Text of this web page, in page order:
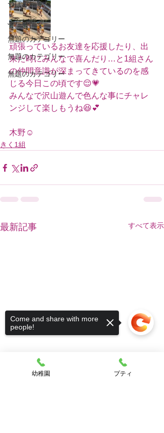
つぼみ組
ふたば組
無題のカテゴリー
無題のカテゴリー
無題のカテゴリー
頑張っているお友達を応援したり、出
来た時にみんなで喜んだり…と1組さん
の仲間意識が深まってきているのを感
じる今日この頃です😌💗
みんなで沢山遊んで色んな事にチャレ
ンジして楽しもうね😆💕
木野☺️
きく1組
最新記事 すべて表示
幼稚園 プティ
Come and share with more
people!